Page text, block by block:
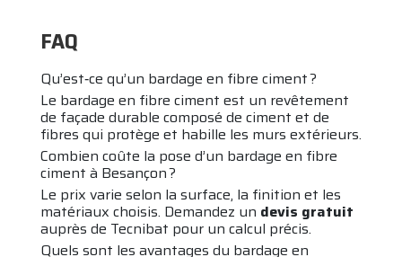
FAQ
Qu’est‑ce qu’un bardage en fibre ciment ?
Le bardage en fibre ciment est un revêtement
de façade durable composé de ciment et de
fibres qui protège et habille les murs extérieurs.
Combien coûte la pose d’un bardage en fibre
ciment à Besançon ?
Le prix varie selon la surface, la finition et les
matériaux choisis. Demandez un devis gratuit
auprès de Tecnibat pour un calcul précis.
Quels sont les avantages du bardage en